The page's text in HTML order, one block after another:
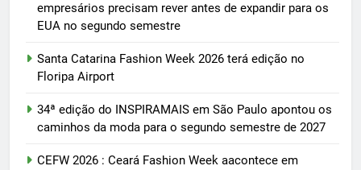
empresários precisam rever antes de expandir para os
EUA no segundo semestre
Santa Catarina Fashion Week 2026 terá edição no
Floripa Airport
34ª edição do INSPIRAMAIS em São Paulo apontou os
caminhos da moda para o segundo semestre de 2027
CEFW 2026 : Ceará Fashion Week aacontece em